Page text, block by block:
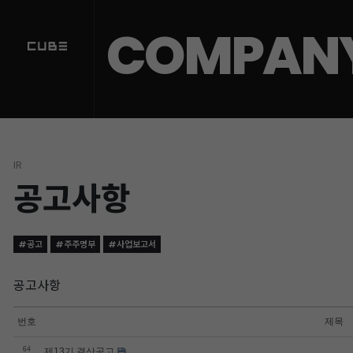
IR
공고사항
#공고 #주주명부 #사업보고서
공고사항
번호 제목
64